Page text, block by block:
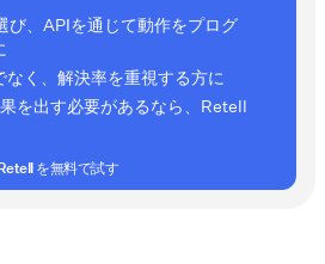
び、APIを通じて動作をプログ
なく、解決率を重視する方に
を出す必要があるなら、Retell
を無料で試す